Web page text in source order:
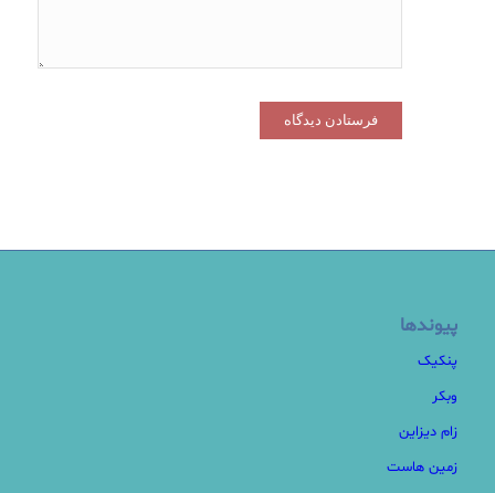
پیوندها
پنکیک
وبکر
زام دیزاین
زمین هاست